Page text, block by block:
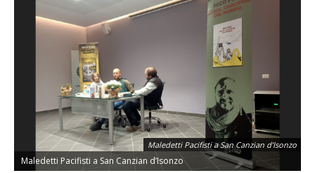
Maledetti Pacifisti a San Canzian d’Isonzo
Maledetti Pacifisti a San Canzian d’Isonzo